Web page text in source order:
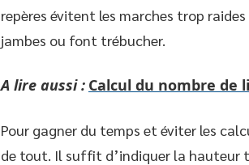
repères évitent les marches trop
jambes ou font trébucher.
A lire aussi : Calcul du nombre de
Pour gagner du temps et éviter les
de tout. Il suffit d’indiquer la hauteur